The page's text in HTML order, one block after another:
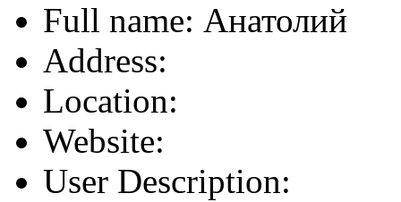
Full name: Анатолий
Address:
Location:
Website:
User Description: